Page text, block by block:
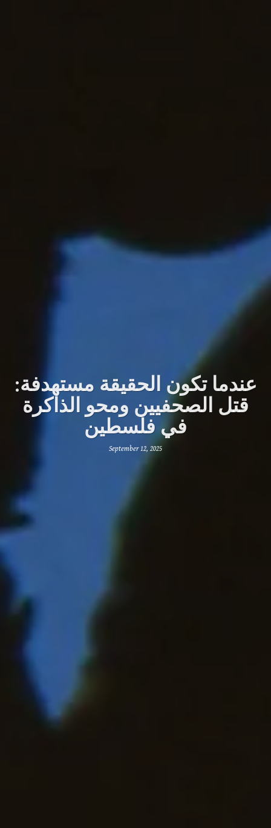
عندما تكون الحقيقة مستهدفة:
قتل الصحفيين ومحو الذاكرة
في فلسطين
September 12, 2025